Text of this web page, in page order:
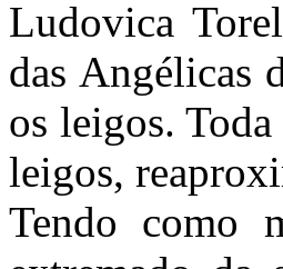
Ludovica
das Angélicas
os leigos.
leigos,
Tendo como